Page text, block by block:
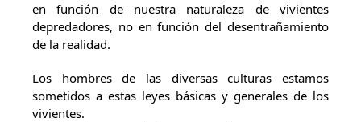
en función de nuestra naturaleza de vivientes
depredadores, no en función del desentrañamiento
de la realidad.
Los hombres de las diversas culturas estamos
sometidos a estas leyes básicas y generales de los
vivientes.